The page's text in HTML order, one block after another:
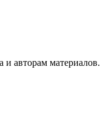
и авторам материалов.